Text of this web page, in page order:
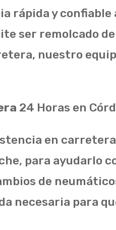
rápida y confiable
ser remolcado
nuestro
24 Horas en
en
para ayudarlo
de
necesaria para